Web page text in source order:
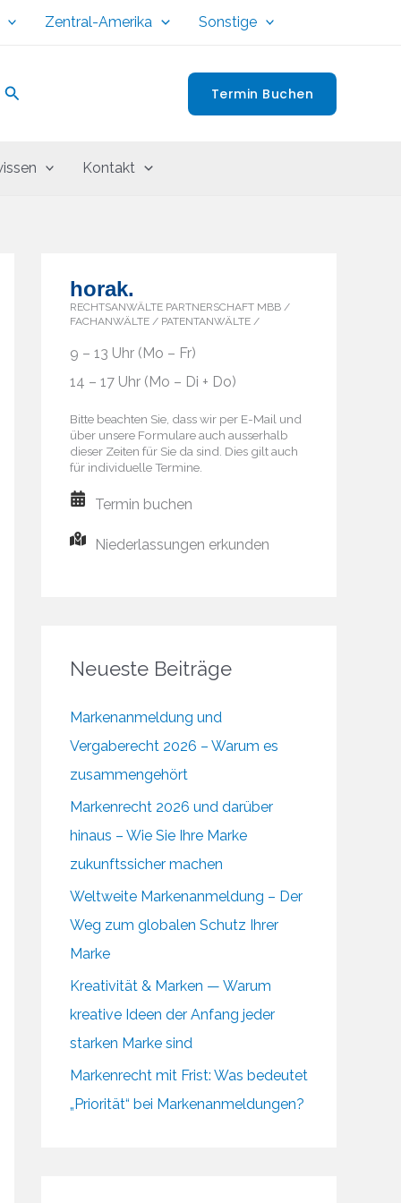
Zentral-Amerika Sonstige
Suchen Termin Buchen
Kontakt
horak.
RECHTSANWÄLTE PARTNERSCHAFT MBB /
FACHANWÄLTE / PATENTANWÄLTE /
9 – 13 Uhr (Mo – Fr)
14 – 17 Uhr (Mo – Di + Do)
Bitte beachten Sie, dass wir per E-Mail und
über unsere Formulare auch ausserhalb
dieser Zeiten für Sie da sind. Dies gilt auch
für individuelle Termine.
Termin buchen
Niederlassungen erkunden
Neueste Beiträge
Markenanmeldung und
Vergaberecht 2026 – Warum es
zusammengehört
Markenrecht 2026 und darüber
hinaus – Wie Sie Ihre Marke
zukunftssicher machen
Weltweite Markenanmeldung – Der
Weg zum globalen Schutz Ihrer
Marke
Kreativität & Marken — Warum
kreative Ideen der Anfang jeder
starken Marke sind
Markenrecht mit Frist: Was bedeutet
„Priorität“ bei Markenanmeldungen?